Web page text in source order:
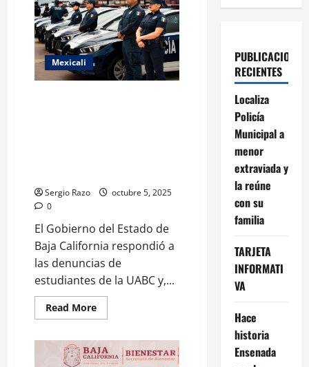
Mexicali
Sergio Razo
octubre 5, 2025
0
El Gobierno del Estado de
Baja California respondió a
las denuncias de
estudiantes de la UABC y,...
Read MoreRead
more
LA
GOBERNADORA
MARINA
PUBLICACIONES
RECIENTES
Localiza
Policía
Municipal a
menor
extraviada y
la reúne
con su
familia
TARJETA
INFORMATI
VA
Hace
historia
Ensenada